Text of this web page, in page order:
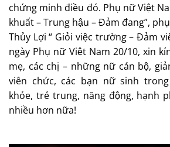
chứng minh điều đó. Phụ nữ Việt
khuất – Trung hậu – Đảm đang”,
Thủy Lợi “ Giỏi việc trường – Đảm
ngày Phụ nữ Việt Nam 20/10, xin
mẹ, các chị – những nữ cán bộ,
viên chức, các bạn nữ sinh
khỏe, trẻ trung, năng động, hạnh
nhiều hơn nữa!